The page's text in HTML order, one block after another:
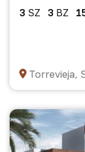
3 SZ 3 BZ
Torrevieja,